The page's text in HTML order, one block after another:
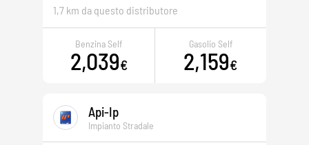
1,7 km da questo distributore
Benzina Self
2,039€
Gasolio Self
2,159€
Api-Ip
Impianto Stradale